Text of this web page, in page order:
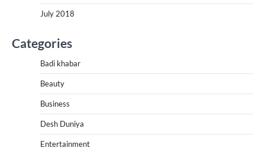
July 2018
Categories
Badi khabar
Beauty
Business
Desh Duniya
Entertainment